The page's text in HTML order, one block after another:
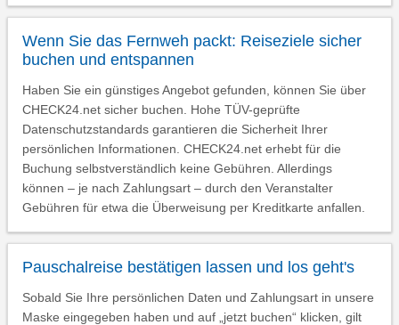
Wenn Sie das Fernweh packt: Reiseziele sicher
buchen und entspannen
Haben Sie ein günstiges Angebot gefunden, können Sie über
CHECK24.net sicher buchen. Hohe TÜV-geprüfte
Datenschutzstandards garantieren die Sicherheit Ihrer
persönlichen Informationen. CHECK24.net erhebt für die
Buchung selbstverständlich keine Gebühren. Allerdings
können – je nach Zahlungsart – durch den Veranstalter
Gebühren für etwa die Überweisung per Kreditkarte anfallen.
Pauschalreise bestätigen lassen und los geht's
Sobald Sie Ihre persönlichen Daten und Zahlungsart in unsere
Maske eingegeben haben und auf „jetzt buchen“ klicken, gilt